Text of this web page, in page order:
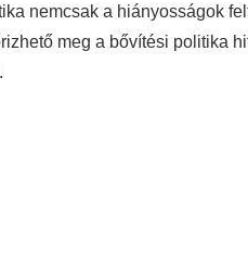
nemcsak a hiányosságok
meg a bővítési politika